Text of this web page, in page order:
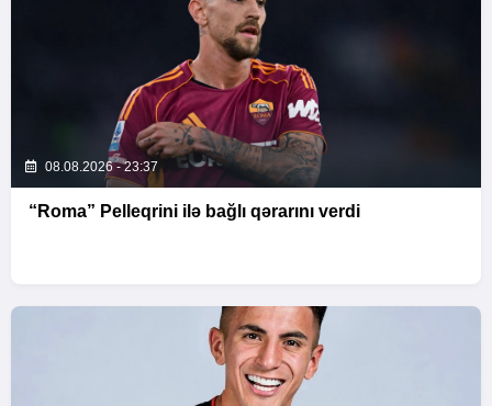
08.08.2026 - 23:37
“Roma” Pelleqrini ilə bağlı qərarını verdi